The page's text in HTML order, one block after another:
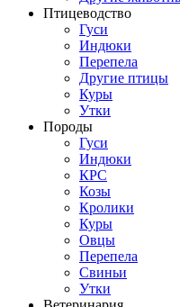
Птицеводство
Гуси
Индюки
Перепела
Другие птицы
Куры
Утки
Породы
Гуси
Индюки
КРС
Козы
Кролики
Куры
Овцы
Перепела
Свиньи
Утки